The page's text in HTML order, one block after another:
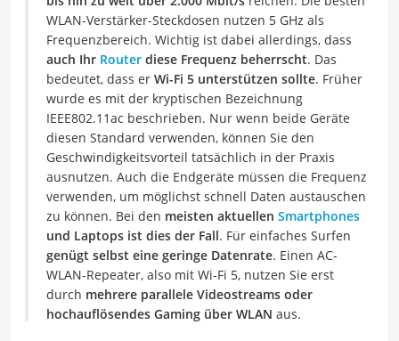
WLAN-Verstärker-Steckdosen nutzen 5 GHz als
Frequenzbereich. Wichtig ist dabei allerdings, dass
auch Ihr Router diese Frequenz beherrscht. Das
bedeutet, dass er Wi-Fi 5 unterstützen sollte. Früher
wurde es mit der kryptischen Bezeichnung
IEEE802.11ac beschrieben. Nur wenn beide Geräte
diesen Standard verwenden, können Sie den
Geschwindigkeitsvorteil tatsächlich in der Praxis
ausnutzen. Auch die Endgeräte müssen die Frequenz
verwenden, um möglichst schnell Daten austauschen
zu können. Bei den meisten aktuellen Smartphones
und Laptops ist dies der Fall. Für einfaches Surfen
genügt selbst eine geringe Datenrate. Einen AC-
WLAN-Repeater, also mit Wi-Fi 5, nutzen Sie erst
durch mehrere parallele Videostreams oder
hochauflösendes Gaming über WLAN aus.